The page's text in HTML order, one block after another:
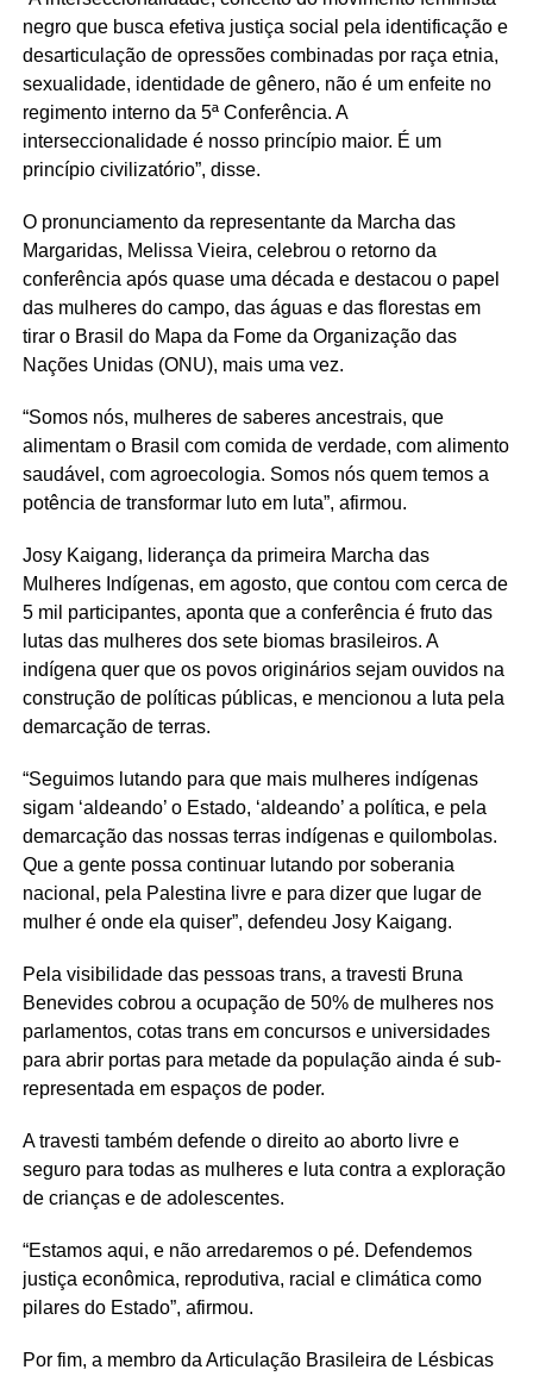
negro que busca efetiva justiça social pela identificação e
desarticulação de opressões combinadas por raça etnia,
sexualidade, identidade de gênero, não é um enfeite no
regimento interno da 5ª Conferência. A
interseccionalidade é nosso princípio maior. É um
princípio civilizatório”, disse.
O pronunciamento da representante da Marcha das
Margaridas, Melissa Vieira, celebrou o retorno da
conferência após quase uma década e destacou o papel
das mulheres do campo, das águas e das florestas em
tirar o Brasil do Mapa da Fome da Organização das
Nações Unidas (ONU), mais uma vez.
“Somos nós, mulheres de saberes ancestrais, que
alimentam o Brasil com comida de verdade, com alimento
saudável, com agroecologia. Somos nós quem temos a
potência de transformar luto em luta”, afirmou.
Josy Kaigang, liderança da primeira Marcha das
Mulheres Indígenas, em agosto, que contou com cerca de
5 mil participantes, aponta que a conferência é fruto das
lutas das mulheres dos sete biomas brasileiros. A
indígena quer que os povos originários sejam ouvidos na
construção de políticas públicas, e mencionou a luta pela
demarcação de terras.
“Seguimos lutando para que mais mulheres indígenas
sigam ‘aldeando’ o Estado, ‘aldeando’ a política, e pela
demarcação das nossas terras indígenas e quilombolas.
Que a gente possa continuar lutando por soberania
nacional, pela Palestina livre e para dizer que lugar de
mulher é onde ela quiser”, defendeu Josy Kaigang.
Pela visibilidade das pessoas trans, a travesti Bruna
Benevides cobrou a ocupação de 50% de mulheres nos
parlamentos, cotas trans em concursos e universidades
para abrir portas para metade da população ainda é sub-
representada em espaços de poder.
A travesti também defende o direito ao aborto livre e
seguro para todas as mulheres e luta contra a exploração
de crianças e de adolescentes.
“Estamos aqui, e não arredaremos o pé. Defendemos
justiça econômica, reprodutiva, racial e climática como
pilares do Estado”, afirmou.
Por fim, a membro da Articulação Brasileira de Lésbicas